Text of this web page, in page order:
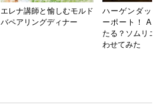
エレナ講師と愉しむモルド
バペアリングディナー
ハーゲンダッ
ーポート！ AI
たる？ソムリ
わせてみた